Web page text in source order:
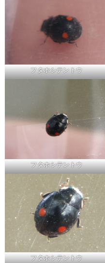
フタホシテントウ
フタホシテントウ
フタホシテントウ